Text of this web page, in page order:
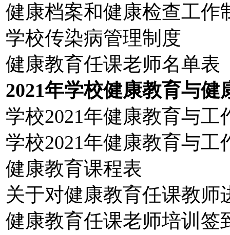
健康档案和健康检查工作
学校传染病管理制度
健康教育任课老师名单表
2021年学校健康教育与健
学校2021年健康教育与工
学校2021年健康教育与工
健康教育课程表
关于对健康教育任课教师
健康教育任课老师培训签